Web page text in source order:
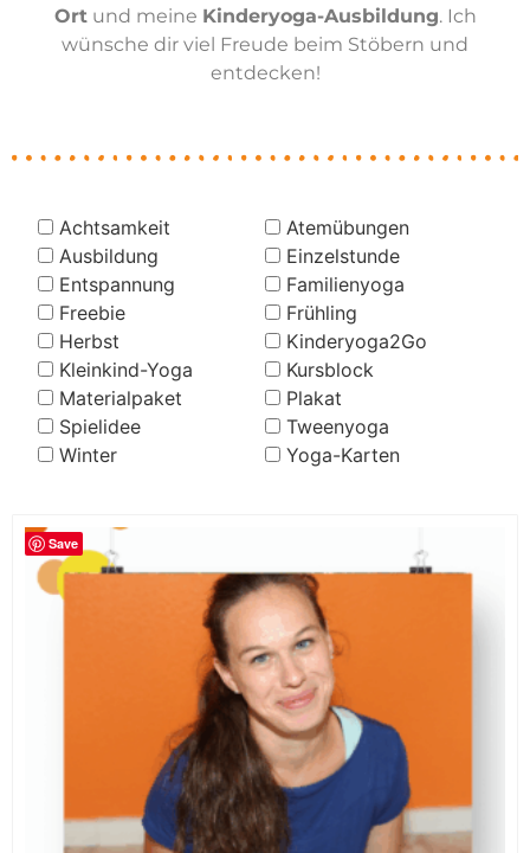
Ortund meine Kinderyoga-Ausbildung. Ich
wünsche dir viel Freude beim Stöbern und
entdecken!
Achtsamkeit
Atemübungen
Ausbildung
Einzelstunde
Entspannung
Familienyoga
Freebie
Frühling
Herbst
Kinderyoga2Go
Kleinkind-Yoga
Kursblock
Materialpaket
Plakat
Spielidee
Tweenyoga
Winter
Yoga-Karten
Save